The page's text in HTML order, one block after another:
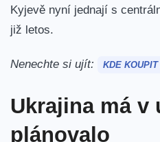
Kyjevě nyní jednají s
již letos.
Nenechte si ujít: KDE
Ukrajina má
plánovalo